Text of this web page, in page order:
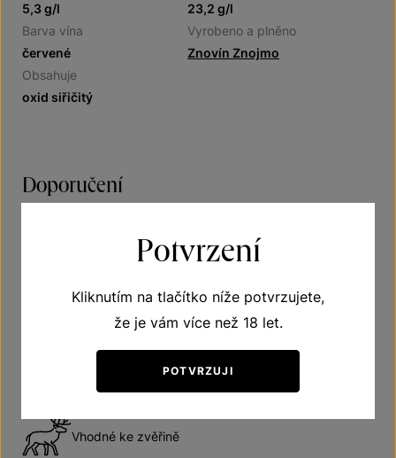
5,3 g/l
23,2 g/l
Barva vína
červené
Vyrobeno a plněno
Znovín Znojmo
Obsahuje
oxid siřičitý
Doporučení
Víno polosladké
Doporučená teplota vína při podávání 16–18 °C
Vhodné ke zvěřině
Potvrzení
Kliknutím na tlačítko níže potvrzujete,
že je vám více než 18 let.
POTVRZUJI